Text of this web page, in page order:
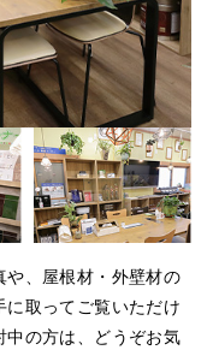
や、屋根材・外壁材の
に取ってご覧いただけ
中の方は、どうぞお気